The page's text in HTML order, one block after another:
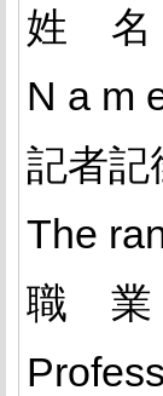
姓
N a
記
The
職 業